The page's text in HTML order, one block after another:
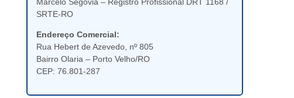
Marcelo Segovia – Registro Profissional DRT 1168 /
SRTE-RO
Endereço Comercial:
Rua Hebert de Azevedo, nº 805
Bairro Olaria – Porto Velho/RO
CEP: 76.801-287